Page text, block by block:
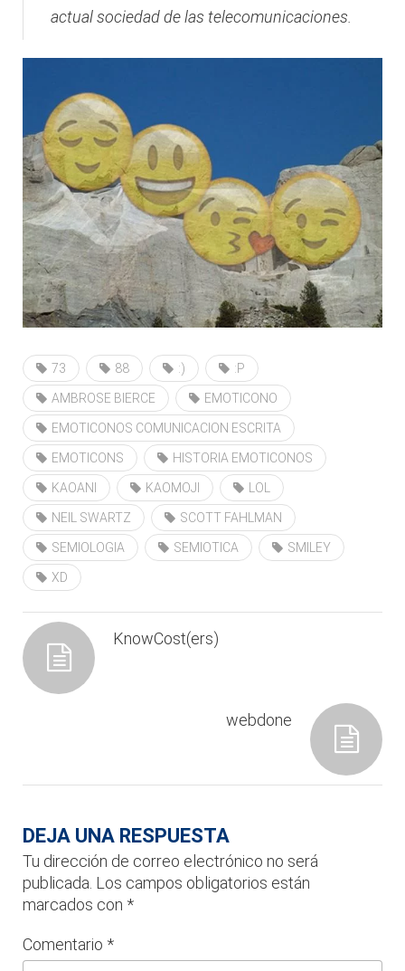
actual sociedad de las telecomunicaciones.
73 88 :) :P
AMBROSE BIERCE EMOTICONO
EMOTICONOS COMUNICACION ESCRITA
EMOTICONS HISTORIA EMOTICONOS
KAOANI KAOMOJI LOL
NEIL SWARTZ SCOTT FAHLMAN
SEMIOLOGIA SEMIOTICA SMILEY
XD
KnowCost(ers)
webdone
DEJA UNA RESPUESTA
Tu dirección de correo electrónico no será
publicada. Los campos obligatorios están
marcados con *
Comentario *